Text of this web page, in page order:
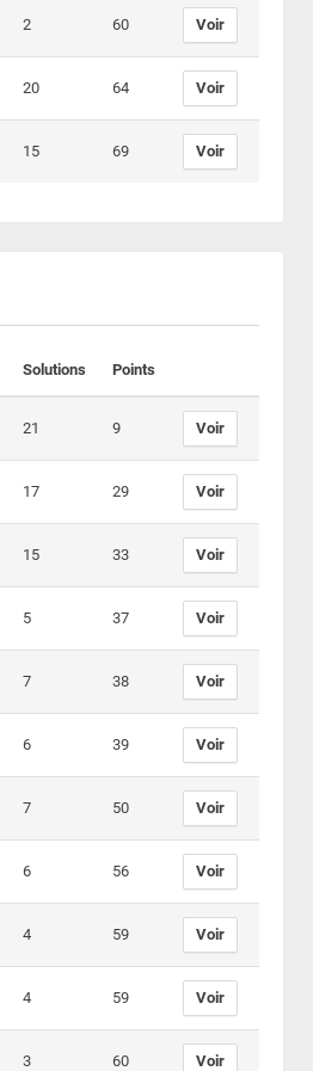
2 60 Voir
20 64 Voir
15 69 Voir
Solutions Points
21 9 Voir
17 29 Voir
15 33 Voir
5 37 Voir
7 38 Voir
6 39 Voir
7 50 Voir
6 56 Voir
4 59 Voir
4 59 Voir
3 60 Voir